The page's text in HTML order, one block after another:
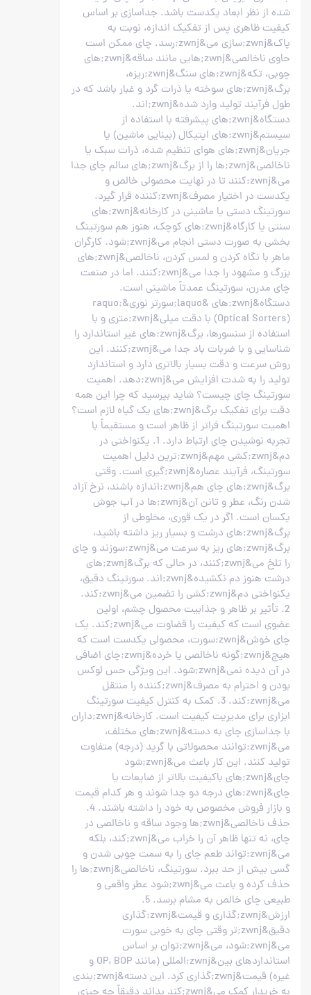
شده از نظر ابعاد یکدست باشد. جداسازی بر اساس
کیفیت ظاهری پس از تفکیک اندازه، نوبت به
پاک&zwnj;سازی می&zwnj;رسد. چای ممکن است
حاوی ناخالصی&zwnj;هایی مانند ساقه&zwnj;های
چوبی، تکه&zwnj;های سنگ&zwnj;ریزه،
برگ&zwnj;های سوخته یا ذرات گرد و غبار باشد که در
طول فرآیند تولید وارد شده&zwnj;اند.
دستگاه&zwnj;های پیشرفته با استفاده از
سیستم&zwnj;های اپتیکال (بینایی ماشین) یا
جریان&zwnj;های هوای تنظیم شده، ذرات سبک یا
ناخالصی&zwnj;ها را از برگ&zwnj;های سالم چای جدا
می&zwnj;کنند تا در نهایت محصولی خالص و
یکدست در اختیار مصرف&zwnj;کننده قرار گیرد.
سورتینگ دستی یا ماشینی در کارخانه&zwnj;های
سنتی یا کارگاه&zwnj;های کوچک، هنوز هم سورتینگ
بخشی به صورت دستی انجام می&zwnj;شود. کارگران
ماهر با نگاه کردن و لمس کردن، ناخالصی&zwnj;های
بزرگ و مشهود را جدا می&zwnj;کنند. اما در صنعت
چای مدرن، سورتینگ عمدتاً ماشینی است.
دستگاه&zwnj;های &laquo;سورتر نوری&raquo;
(Optical Sorters) با دقت میلی&zwnj;متری و با
استفاده از سنسورها، برگ&zwnj;های غیر استاندارد را
شناسایی و با ضربات باد جدا می&zwnj;کنند. این
روش سرعت و دقت بسیار بالاتری دارد و استاندارد
تولید را به شدت افزایش می&zwnj;دهد. اهمیت
سورتینگ چای چیست؟ شاید بپرسید که چرا این همه
دقت برای تفکیک برگ&zwnj;های یک گیاه لازم است؟
اهمیت سورتینگ فراتر از ظاهر است و مستقیماً با
تجربه نوشیدن چای ارتباط دارد. 1. یکنواختی در
دم&zwnj;کشی مهم&zwnj;ترین دلیل اهمیت
سورتینگ، فرآیند عصاره&zwnj;گیری است. وقتی
برگ&zwnj;های چای هم&zwnj;اندازه باشند، نرخ آزاد
شدن رنگ، عطر و تانن آن&zwnj;ها در آب جوش
یکسان است. اگر در یک قوری، مخلوطی از
برگ&zwnj;های درشت و بسیار ریز داشته باشید،
برگ&zwnj;های ریز به سرعت می&zwnj;سوزند و چای
را تلخ می&zwnj;کنند، در حالی که برگ&zwnj;های
درشت هنوز دم نکشیده&zwnj;اند. سورتینگ دقیق،
یکنواختی دم&zwnj;کشی را تضمین می&zwnj;کند.
2. تأثیر بر ظاهر و جذابیت محصول چشم، اولین
عضوی است که کیفیت را قضاوت می&zwnj;کند. یک
چای خوش&zwnj;سورت، محصولی یکدست است که
هیچ&zwnj;گونه ناخالصی یا خرده&zwnj;چای اضافی
در آن دیده نمی&zwnj;شود. این ویژگی حس لوکس
بودن و احترام به مصرف&zwnj;کننده را منتقل
می&zwnj;کند. 3. کمک به کنترل کیفیت سورتینگ
ابزاری برای مدیریت کیفیت است. کارخانه&zwnj;داران
با جداسازی چای به دسته&zwnj;های مختلف،
می&zwnj;توانند محصولاتی با گرید (درجه) متفاوت
تولید کنند. این کار باعث می&zwnj;شود
چای&zwnj;های باکیفیت بالاتر از ضایعات یا
چای&zwnj;های درجه دو جدا شوند و هر کدام قیمت
و بازار فروش مخصوص به خود را داشته باشند. 4.
حذف ناخالصی&zwnj;ها وجود ساقه و ناخالصی در
چای، نه تنها ظاهر آن را خراب می&zwnj;کند، بلکه
می&zwnj;تواند طعم چای را به سمت چوبی شدن و
گسی بیش از حد ببرد. سورتینگ، ناخالصی&zwnj;ها را
حذف کرده و باعث می&zwnj;شود عطر واقعی و
طبیعی چای خالص به مشام برسد. 5.
ارزش&zwnj;گذاری و قیمت&zwnj;گذاری
دقیق&zwnj;تر وقتی چای به خوبی سورت
می&zwnj;شود، می&zwnj;توان بر اساس
استانداردهای بین&zwnj;المللی (مانند OP، BOP و
غیره) قیمت&zwnj;گذاری کرد. این دسته&zwnj;بندی